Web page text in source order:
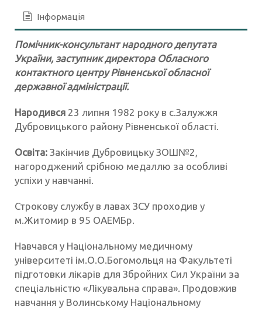
Інформація
Помічник-консультант народного депутата
України, заступник директора Обласного
контактного центру Рівненської обласної
державної адміністрації.
Народився 23 липня 1982 року в с.Залужжя
Дубровицького району Рівненської області.
Освіта: Закінчив Дубровицьку ЗОШ№2,
нагороджений срібною медаллю за особливі
успіхи у навчанні.
Строкову службу в лавах ЗСУ проходив у
м.Житомир в 95 ОАЕМБр.
Навчався у Національному медичному
університеті ім.О.О.Богомольця на Факультеті
підготовки лікарів для Збройних Сил України за
спеціальністю «Лікувальна справа». Продовжив
навчання у Волинському Національному